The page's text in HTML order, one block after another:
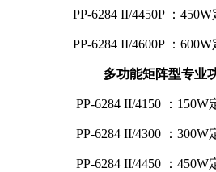
PP-6284 II/4450P ：
PP-6284 II/4600P ：
多功能矩阵型专业
PP-6284 II/4150 ：150W
PP-6284 II/4300 ：300W
PP-6284 II/4450 ：450W